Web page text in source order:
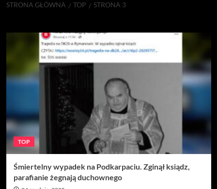
STRONA GŁÓWNA TOP STRONA 3
TOP
Śmiertelny wypadek na Podkarpaciu. Zginął ksiądz,
parafianie żegnają duchownego